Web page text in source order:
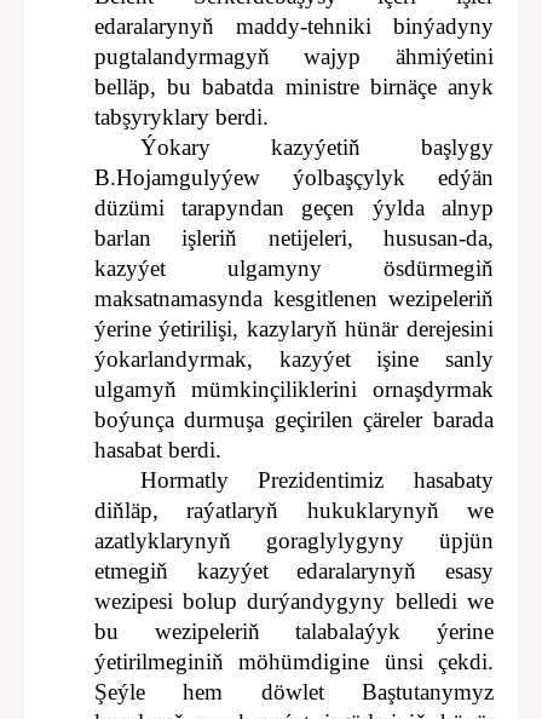
edaralarynyň maddy-tehniki binýadyny
pugtalandyrmagyň wajyp ähmiýetini
belläp, bu babatda ministre birnäçe anyk
tabşyryklary berdi.
Ýokary kazyýetiň başlygy
B.Hojamgulyýew ýolbaşçylyk edýän
düzümi tarapyndan geçen ýylda alnyp
barlan işleriň netijeleri, hususan-da,
kazyýet ulgamyny ösdürmegiň
maksatnamasynda kesgitlenen wezipeleriň
ýerine ýetirilişi, kazylaryň hünär derejesini
ýokarlandyrmak, kazyýet işine sanly
ulgamyň mümkinçiliklerini ornaşdyrmak
boýunça durmuşa geçirilen çäreler barada
hasabat berdi.
Hormatly Prezidentimiz hasabaty
diňläp, raýatlaryň hukuklarynyň we
azatlyklarynyň goraglylygyny üpjün
etmegiň kazyýet edaralarynyň esasy
wezipesi bolup durýandygyny belledi we
bu wezipeleriň talabalaýyk ýerine
ýetirilmeginiň möhümdigine ünsi çekdi.
Şeýle hem döwlet Baştutanymyz